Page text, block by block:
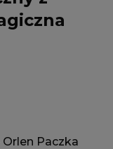
Orlen Paczka